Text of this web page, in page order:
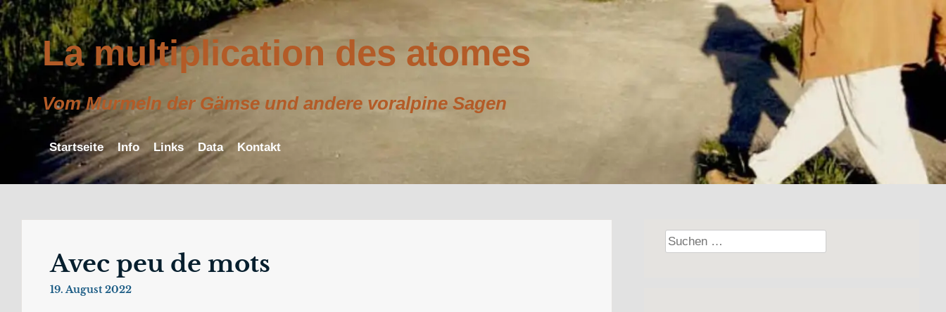
Zum
Inhalt
springenLa multiplication des atomes
Vom Murmeln der Gämse und andere voralpine Sagen
Startseite Info Links Data Kontakt
Avec peu de mots
19. August 2022
Suchen
nach: